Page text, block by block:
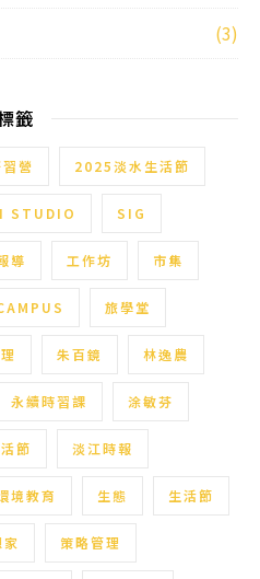
(3)
籤
營 2025淡水生活節
STUDIO SIG
導 工作坊 市集
旅學堂
朱百鏡 林逸農
永續時習課 涂敏芬
節 淡江時報
境教育 生態 生活節
策略管理